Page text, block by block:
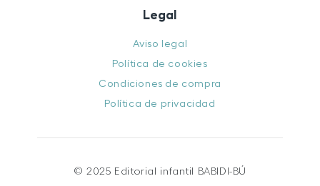
Legal
Aviso legal
Política de cookies
Condiciones de compra
Política de privacidad
© 2025 Editorial infantil BABIDI-BÚ